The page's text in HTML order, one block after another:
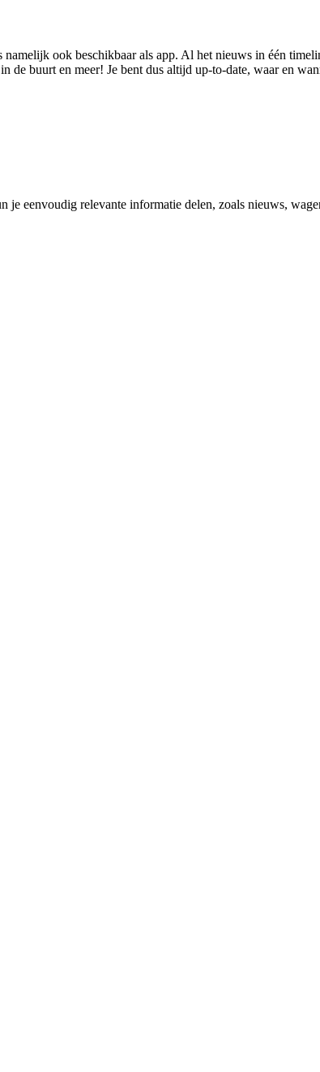
ook beschikbaar als app. Al het nieuws in één
de buurt en meer! Je bent dus altijd up-to-date, waar en
eenvoudig relevante informatie delen, zoals nieuws,